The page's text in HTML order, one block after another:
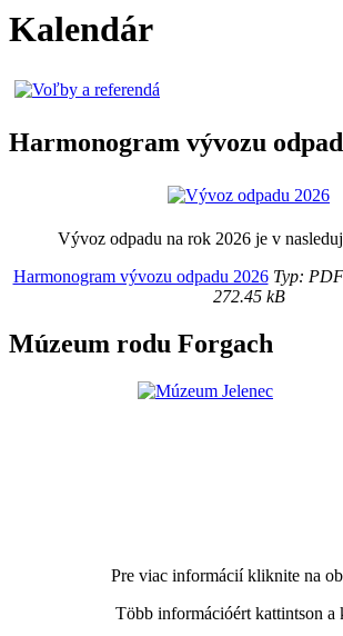
Kalendár
Harmonogram vývozu
Vývoz odpadu na rok 2026 je v
Harmonogram vývozu odpadu 2026Typ: PDF
272.45 kB
Múzeum rodu Forgach
Pre viac informácií kliknite na
Több információért kattintson a